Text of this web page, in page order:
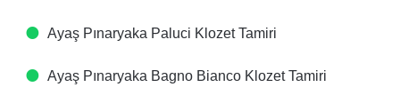
Ayaş Pınaryaka Paluci Klozet Tamiri
Ayaş Pınaryaka Bagno Bianco Klozet Tamiri